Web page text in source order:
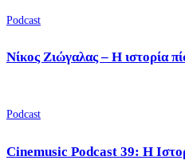
Podcast
Νίκος Ζιώγαλας – Η ιστορία
Podcast
Cinemusic Podcast 39: Η